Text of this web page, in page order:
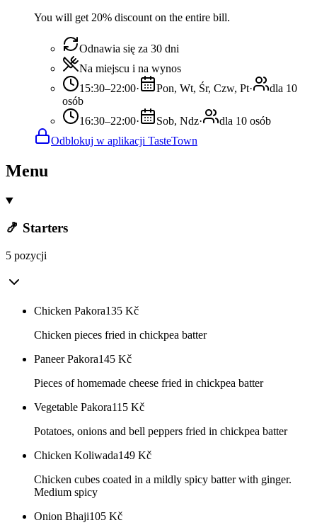
You will get 20% discount on the entire bill.
Odnawia się za 30 dni
Na miejscu i na wynos
15:30–22:00· Pon, Wt, Śr, Czw, Pt·
dla 10
osób
16:30–22:00· Sob, Ndz·
dla 10 osób
Odblokuj w aplikacji TasteTown
Menu
🍤 Starters
5 pozycji
Chicken Pakora135 Kč
Chicken pieces fried in chickpea batter
Paneer Pakora145 Kč
Pieces of homemade cheese fried in chickpea batter
Vegetable Pakora115 Kč
Potatoes, onions and bell peppers fried in chickpea batter
Chicken Koliwada149 Kč
Chicken cubes coated in a mildly spicy batter with ginger.
Medium spicy
Onion Bhaji105 Kč